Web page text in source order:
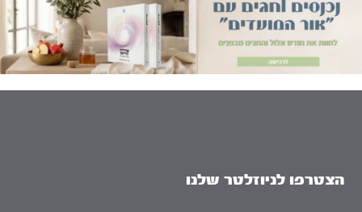
הצטרפו לניוזלטר שלנו